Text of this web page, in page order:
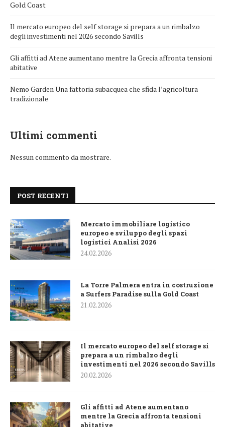
Gold Coast
Il mercato europeo del self storage si prepara a un rimbalzo
degli investimenti nel 2026 secondo Savills
Gli affitti ad Atene aumentano mentre la Grecia affronta tensioni
abitative
Nemo Garden Una fattoria subacquea che sfida l’agricoltura
tradizionale
Ultimi commenti
Nessun commento da mostrare.
POST RECENTI
Mercato immobiliare logistico
europeo e sviluppo degli spazi
logistici Analisi 2026
24.02.2026
La Torre Palmera entra in costruzione
a Surfers Paradise sulla Gold Coast
21.02.2026
Il mercato europeo del self storage si
prepara a un rimbalzo degli
investimenti nel 2026 secondo Savills
20.02.2026
Gli affitti ad Atene aumentano
mentre la Grecia affronta tensioni
abitative